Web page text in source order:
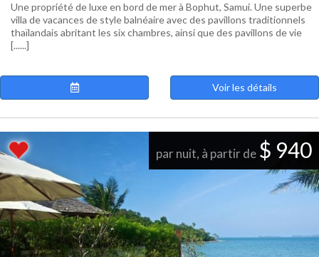
Une propriété de luxe en bord de mer à Bophut, Samui. Une superbe
villa de vacances de style balnéaire avec des pavillons traditionnels
thaïlandais abritant les six chambres, ainsi que des pavillons de vie
[......]
Voir les détails
par nuit, à partir de $ 940